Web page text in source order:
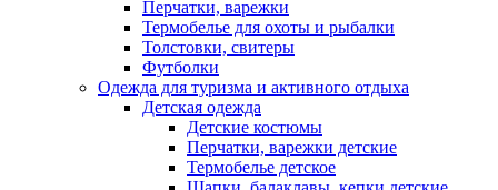
Перчатки, варежки
Термобелье для охоты и рыбалки
Толстовки, свитеры
Футболки
Одежда для туризма и активного отдыха
Детская одежда
Детские костюмы
Перчатки, варежки детские
Термобелье детское